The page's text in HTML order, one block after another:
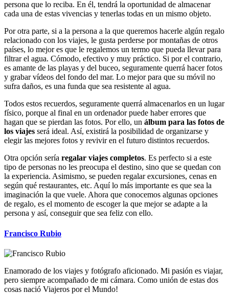
persona que lo reciba. En él, tendrá la oportunidad de almacenar
cada una de estas vivencias y tenerlas todas en un mismo objeto.
Por otra parte, si a la persona a la que queremos hacerle algún regalo
relacionado con los viajes, le gusta perderse por montañas de otros
países, lo mejor es que le regalemos un termo que pueda llevar para
filtrar el agua. Cómodo, efectivo y muy práctico. Si por el contrario,
es amante de las playas y del buceo, seguramente querrá hacer fotos
y grabar vídeos del fondo del mar. Lo mejor para que su móvil no
sufra daños, es una funda que sea resistente al agua.
Todos estos recuerdos, seguramente querrá almacenarlos en un lugar
físico, porque al final en un ordenador puede haber errores que
hagan que se pierdan las fotos. Por ello, un álbum para las fotos de
los viajes será ideal. Así, existirá la posibilidad de organizarse y
elegir las mejores fotos y revivir en el futuro distintos recuerdos.
Otra opción sería regalar viajes completos. Es perfecto si a este
tipo de personas no les preocupa el destino, sino que se quedan con
la experiencia. Asimismo, se pueden regalar excursiones, cenas en
según qué restaurantes, etc. Aquí lo más importante es que sea la
imaginación la que vuele. Ahora que conocemos algunas opciones
de regalo, es el momento de escoger la que mejor se adapte a la
persona y así, conseguir que sea feliz con ello.
Francisco Rubio
Enamorado de los viajes y fotógrafo aficionado. Mi pasión es viajar,
pero siempre acompañado de mi cámara. Como unión de estas dos
cosas nació Viajeros por el Mundo!